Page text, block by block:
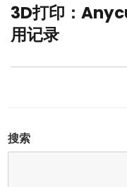
Next
post:
3D打印：
用记录
搜索